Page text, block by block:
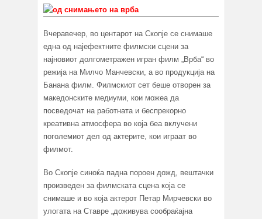
Вчеравечер, во центарот на Скопје се снимаше
една од најефектните филмски сцени за
најновиот долгометражен игран филм „Врба“ во
режија на Милчо Манчевски, а во продукција на
Банана филм. Филмскиот сет беше отворен за
македонските медиуми, кои можеа да
посведочат на работната и беспрекорно
креативна атмосфера во која беа вклучени
поголемиот дел од актерите, кои играат во
филмот.
Во Скопје синоќа падна пороен дожд, вештачки
произведен за филмската сцена која се
снимаше и во која актерот Петар Мирчевски во
улогата на Ставре „доживува сообраќајна